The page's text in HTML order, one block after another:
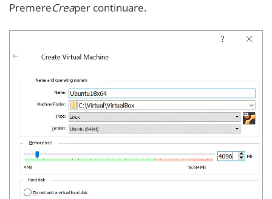
PremereCreaper continuare.